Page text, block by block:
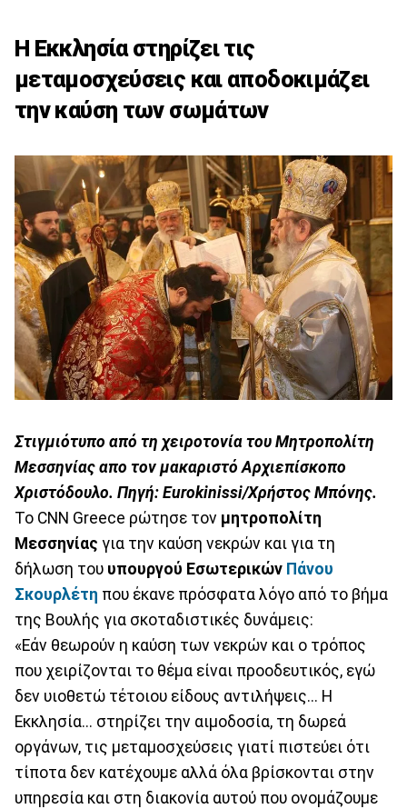
Η Εκκλησία στηρίζει τις
μεταμοσχεύσεις και αποδοκιμάζει
την καύση των σωμάτων
Στιγμιότυπο από τη χειροτονία του Μητροπολίτη
Μεσσηνίας απο τον μακαριστό Αρχιεπίσκοπο
Χριστόδουλο. Πηγή: Eurokinissi/Χρήστος Μπόνης.
To CNN Greece ρώτησε τον μητροπολίτη
Μεσσηνίας για την καύση νεκρών και για τη
δήλωση του υπουργού Εσωτερικών Πάνου
Σκουρλέτη που έκανε πρόσφατα λόγο από το βήμα
της Βουλής για σκοταδιστικές δυνάμεις:
«Εάν θεωρούν η καύση των νεκρών και ο τρόπος
που χειρίζονται το θέμα είναι προοδευτικός, εγώ
δεν υιοθετώ τέτοιου είδους αντιλήψεις... Η
Εκκλησία... στηρίζει την αιμοδοσία, τη δωρεά
οργάνων, τις μεταμοσχεύσεις γιατί πιστεύει ότι
τίποτα δεν κατέχουμε αλλά όλα βρίσκονται στην
υπηρεσία και στη διακονία αυτού που ονομάζουμε